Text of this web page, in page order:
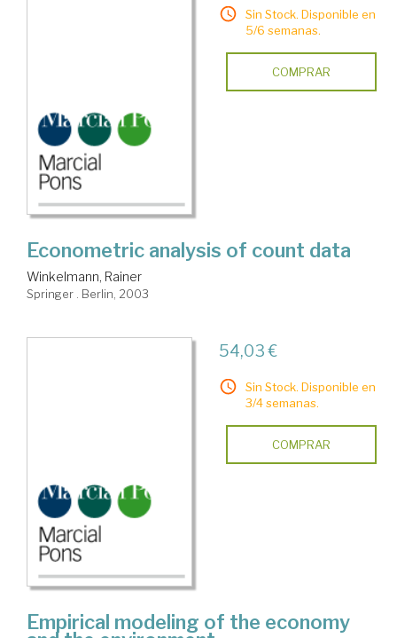
Sin Stock. Disponible en
5/6 semanas.
COMPRAR
Econometric analysis of count data
Winkelmann, Rainer
Springer . Berlin, 2003
54,03 €
Sin Stock. Disponible en
3/4 semanas.
COMPRAR
Empirical modeling of the economy